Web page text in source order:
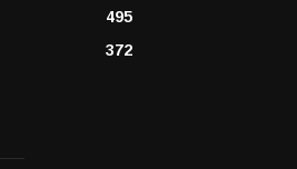
495
372